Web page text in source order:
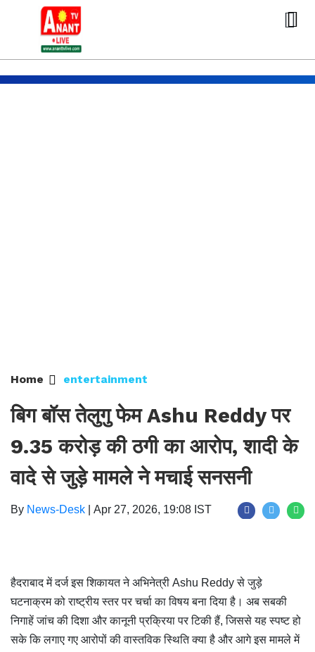
Home entertainment
बिग बॉस तेलुगु फेम Ashu Reddy पर
9.35 करोड़ की ठगी का आरोप, शादी के
वादे से जुड़े मामले ने मचाई सनसनी
By News-Desk Apr 27, 2026, 19:08 IST
हैदराबाद में दर्ज इस शिकायत ने अभिनेत्री Ashu Reddy से जुड़े
घटनाक्रम को राष्ट्रीय स्तर पर चर्चा का विषय बना दिया है। अब सबकी
निगाहें जांच की दिशा और कानूनी प्रक्रिया पर टिकी हैं, जिससे यह स्पष्ट हो
सके कि लगाए गए आरोपों की वास्तविक स्थिति क्या है और आगे इस मामले में